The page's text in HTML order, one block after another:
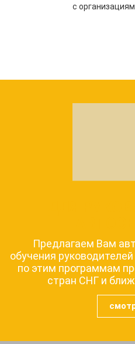
с
Предлагаем Вам
обучения
по этим программам
стран СНГ и